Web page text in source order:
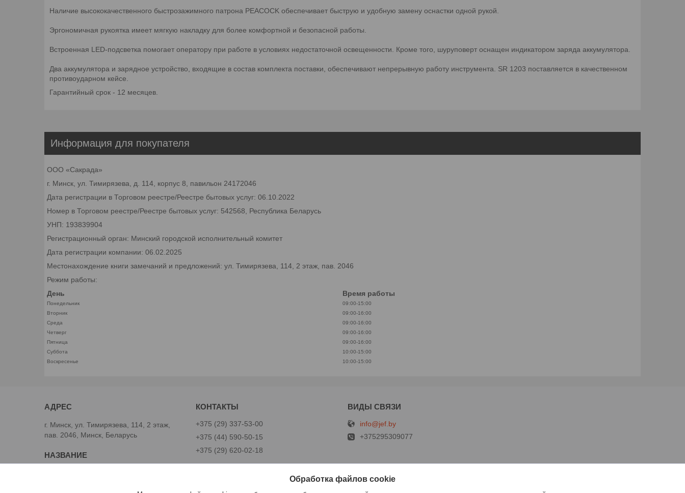
Наличие высококачественного быстрозажимного патрона PEACOCK обеспечивает быструю и удобную замену оснастки одной рукой.
Эргономичная рукоятка имеет мягкую накладку для более комфортной и безопасной работы.
Встроенная LED-подсветка помогает оператору при работе в условиях недостаточной освещенности. Кроме того, шуруповерт оснащен индикатором заряда аккумулятора.
Два аккумулятора и зарядное устройство, входящие в состав комплекта поставки, обеспечивают непрерывную работу инструмента. SR 1203 поставляется в качественном
противоударном кейсе.
Гарантийный срок - 12 месяцев.
Информация для покупателя
ООО «Сакрада»
г. Минск, ул. Тимирязева, д. 114, корпус 8, павильон 24172046
Дата регистрации в Торговом реестре/Реестре бытовых услуг: 06.10.2022
Номер в Торговом реестре/Реестре бытовых услуг: 542568, Республика Беларусь
УНП: 193839904
Регистрационный орган: Минский городской исполнительный комитет
Дата регистрации компании: 06.02.2025
Местонахождение книги замечаний и предложений: ул. Тимирязева, 114, 2 этаж, пав. 2046
Режим работы:
День
Время работы
Понедельник
09:00-15:00
Вторник
09:00-16:00
Среда
09:00-16:00
Четверг
09:00-16:00
Пятница
09:00-16:00
Суббота
10:00-15:00
Воскресенье
10:00-15:00
г. Минск, ул. Тимирязева, 114, 2 этаж,
пав. 2046, Минск, Беларусь
+375 (29) 337-53-00
+375 (44) 590-50-15
+375 (29) 620-02-18
info@jef.by
+375295309077
Обработка файлов cookie